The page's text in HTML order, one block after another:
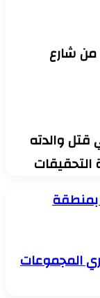
20 طن رديم من شارع
والدته
بمنطقة
المجموعات